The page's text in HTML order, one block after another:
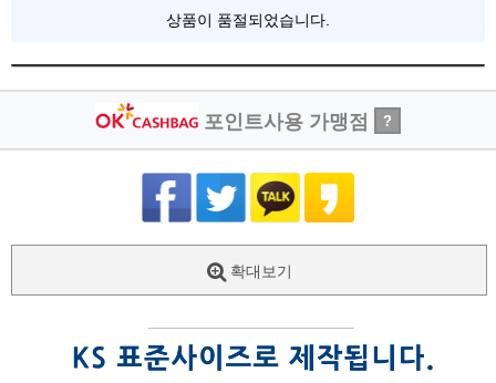
상품이 품절되었습니다.
포인트사용 가맹점 ?
확대보기